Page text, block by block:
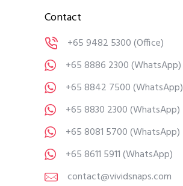
Contact
+65 9482 5300(Office)
+65 8886 2300(WhatsApp)
+65 8842 7500(WhatsApp)
+65 8830 2300(WhatsApp)
+65 8081 5700(WhatsApp)
+65 8611 5911(WhatsApp)
contact@vividsnaps.com